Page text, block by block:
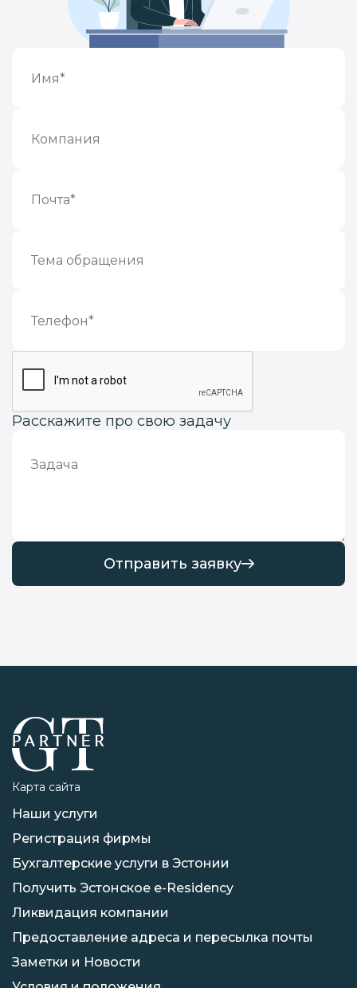
Расскажите про свою задачу
Отправить заявку
Карта сайта
Наши услуги
Регистрация фирмы
Бухгалтерские услуги в Эстонии
Получить Эстонское e-Residency
Ликвидация компании
Предоставление адреса и пересылка почты
Заметки и Новости